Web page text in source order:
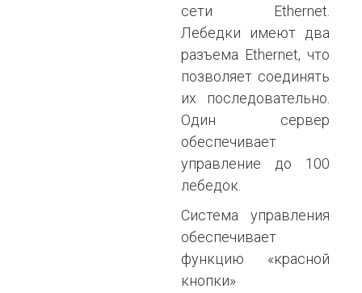
сети Ethernet.
Лебедки имеют два
разъема Ethernet, что
позволяет соединять
их последовательно.
Один сервер
обеспечивает
управление до 100
лебедок.
Система управления
обеспечивает
функцию «красной
кнопки»